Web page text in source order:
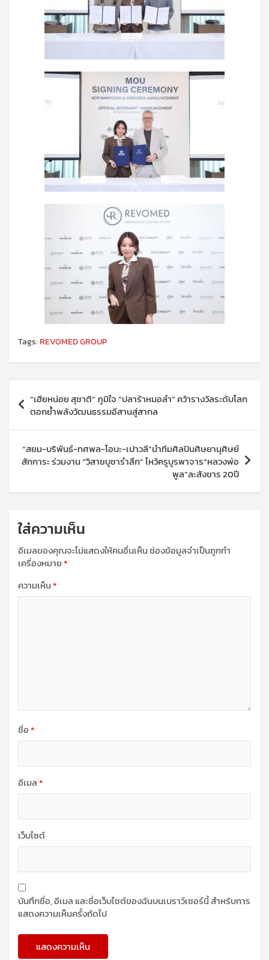
Tags:REVOMED GROUP
แนะแนว
เรื่อง“เฮียหน่อย สุชาติ” ภูมิใจ “ปลาร้าหมอลำ” คว้ารางวัลระดับโลก
ตอกย้ำพลังวัฒนธรรมอีสานสู่สากล
“สยม-บริพันธ์-ทศพล-โอบะ-เปาวลี”นำทีมศิลปินศิษยานุศิษย์
สักการะ ร่วมงาน “วิสาขบูชารำลึก” ไหว้ครูบูรพาจาร“หลวงพ่อ
พูล”ละสังขาร 20ปี
ใส่ความเห็น
อีเมลของคุณจะไม่แสดงให้คนอื่นเห็นช่องข้อมูลจำเป็นถูกทำ
เครื่องหมาย*
ความเห็น*
ชื่อ*
อีเมล*
เว็บไซต์
บันทึกชื่อ, อีเมล และชื่อเว็บไซต์ของฉันบนเบราว์เซอร์นี้ สำหรับการ
แสดงความเห็นครั้งถัดไป